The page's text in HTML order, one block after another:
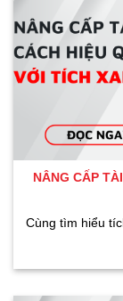
NÂNG CẤP
Cùng tìm hiểu